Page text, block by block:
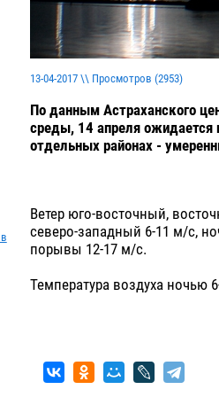
13-04-2017 \\ Просмотров (2953)
По данным Астраханского
среды, 14 апреля
отдельных районах -
Ветер юго-восточный,
северо-западный 6-11 м/с,
порывы 12-17 м/с.
Температура воздуха ночью